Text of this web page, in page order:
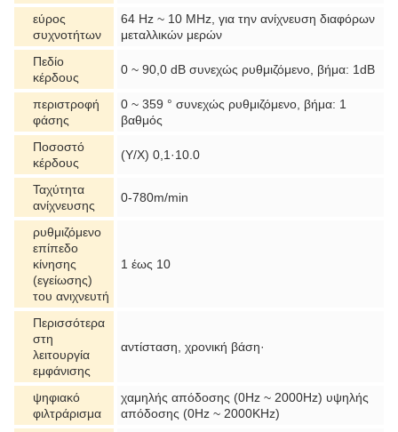
εύρος
συχνοτήτων
64 Hz ~ 10 MHz, για την ανίχνευση διαφόρων
μεταλλικών μερών
Πεδίο
κέρδους
0 ~ 90,0 dB συνεχώς ρυθμιζόμενο, βήμα: 1dB
περιστροφή
φάσης
0 ~ 359 ° συνεχώς ρυθμιζόμενο, βήμα: 1
βαθμός
Ποσοστό
κέρδους
(Y/X) 0,1·10.0
Ταχύτητα
ανίχνευσης
0-780m/min
ρυθμιζόμενο
επίπεδο
κίνησης
(εγείωσης)
του ανιχνευτή
1 έως 10
Περισσότερα
στη
λειτουργία
εμφάνισης
αντίσταση, χρονική βάση·
ψηφιακό
φιλτράρισμα
χαμηλής απόδοσης (0Hz ~ 2000Hz) υψηλής
απόδοσης (0Hz ~ 2000KHz)